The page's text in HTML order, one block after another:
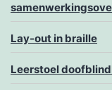
Lay-out in braille
Leerstoel